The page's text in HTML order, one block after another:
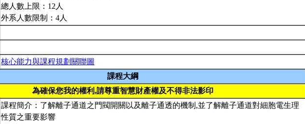
總人數上限：12人
外系人數限制：4人
核心能力與課程規劃關聯圖
課程大綱
為確保您我的權利,請尊重智慧財產權及不得非法影印
課程簡介：了解離子通道之門閥開關以及離子通透的機制,並了解離子通道對細胞電生理
性質之重要影響